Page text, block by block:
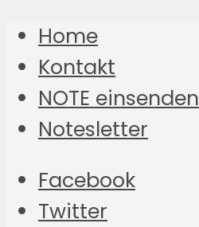
Home
Kontakt
NOTE einsenden
Notesletter
Facebook
Twitter